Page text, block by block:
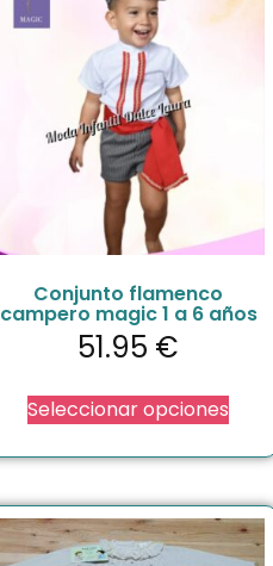
Conjunto flamenco
campero magic 1 a 6 años
51.95 €
Seleccionar opciones